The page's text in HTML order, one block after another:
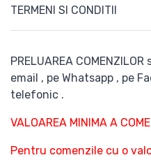
TERMENI SI CONDITII
PRELUAREA
email , pe Whatsapp , pe
telefonic .
VALOAREA MINIMA A
Pentru comenzile cu o